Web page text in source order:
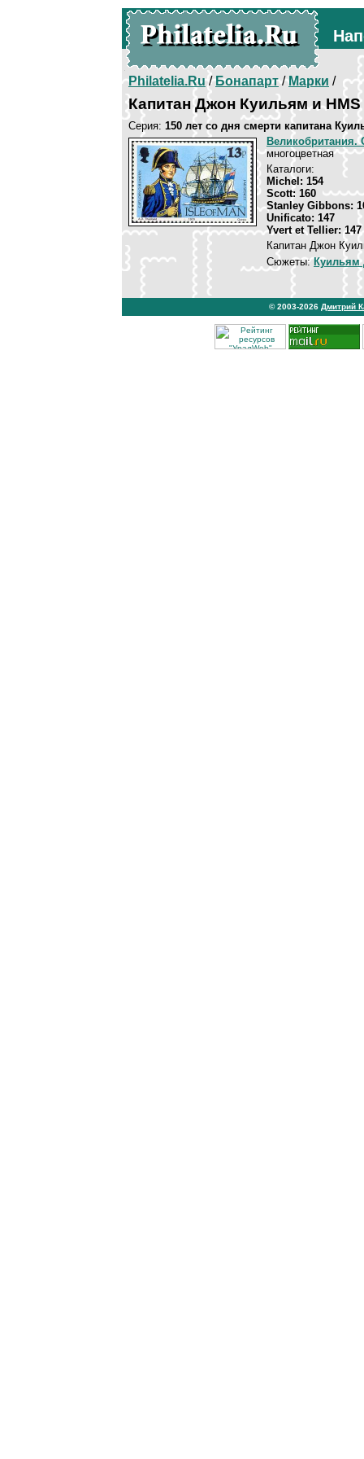
Philatelia.Ru/Бонапарт/Марки /
Капитан Джон Куильям и
Серия: 150 лет со дня смерти капитана
Великобритания.
многоцветная
Каталоги:
Michel: 154
Scott: 160
Stanley Gibbons:
Unificato: 147
Yvert et Tellier: 147
Капитан Джон
Сюжеты:Куильям
© 2003-2026 Дмитрий